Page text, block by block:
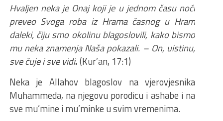
Hvaljen neka je Onaj koji je u jednom času noći
preveo Svoga roba iz Hrama časnog u Hram
daleki, čiju smo okolinu blagoslovili, kako bismo
mu neka znamenja Naša pokazali. – On, uistinu,
sve čuje i sve vidi.(Kur’an, 17:1)
Neka je Allahov blagoslov na vjerovjesnika
Muhammeda, na njegovu porodicu i ashabe i na
sve mu’mine i mu’minke u svim vremenima.